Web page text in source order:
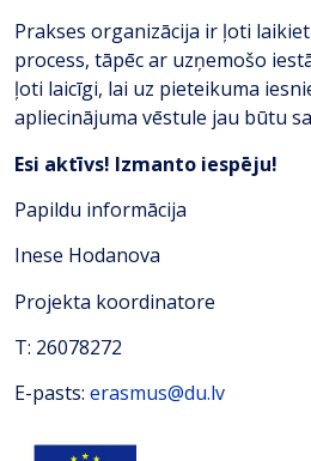
Prakses organizācija ir ļoti
process, tāpēc ar uzņemošo
ļoti laicīgi, lai uz pieteikuma
apliecinājuma vēstule jau būtu
Esi aktīvs! Izmanto iespēju!
Papildu informācija
Inese Hodanova
Projekta koordinatore
T: 26078272
E-pasts: erasmus@du.lv